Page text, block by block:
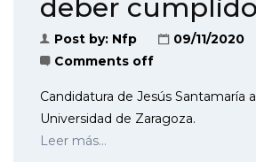
deber cumplido
Post by: Nfp
09/11/2020
Comments off
Candidatura de Jesús Santamaría
Universidad de Zaragoza.
Leer más…